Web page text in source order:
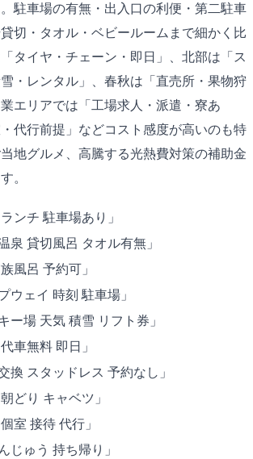
駐車場の有無・出入口の利便・第二駐車
切・タオル・ベビールームまで細かく比
タイヤ・チェーン・即日」、北部は「ス
・レンタル」、春秋は「直売所・果物狩
エリアでは「工場求人・派遣・寮あ
代行前提」などコスト感度が高いのも特
地グルメ、高騰する光熱費対策の補助金
。
ンチ 駐車場あり」
泉 貸切風呂 タオル有無」
風呂 予約可」
ウェイ 時刻 駐車場」
ー場 天気 積雪 リフト券」
車無料 即日」
換 スタッドレス 予約なし」
どり キャベツ」
室 接待 代行」
じゅう 持ち帰り」